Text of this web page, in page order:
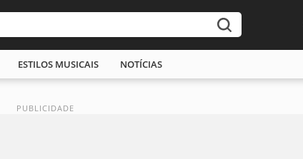
ESTILOS MUSICAIS NOTÍCIAS